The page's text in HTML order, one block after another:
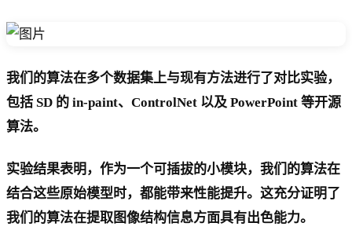
我们的算法在多个数据集上与现有方法进行了对比实验，
包括 SD 的 in-paint、ControlNet 以及 PowerPoint 等开源
算法。
实验结果表明，作为一个可插拔的小模块，我们的算法在
结合这些原始模型时，都能带来性能提升。这充分证明了
我们的算法在提取图像结构信息方面具有出色能力。